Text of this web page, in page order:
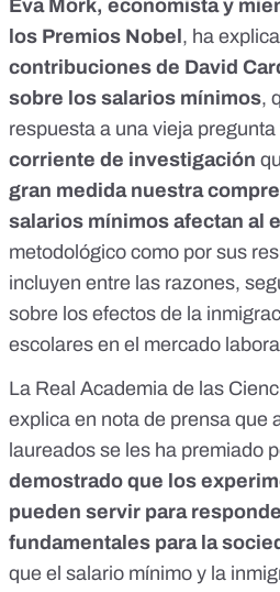
Eva Mörk, economista y
los Premios Nobel , ha
contribuciones de David
sobre los salarios mínimos,
respuesta a una vieja pregunta
corriente de investigación
gran medida nuestra
salarios mínimos afectan al
metodológico como por sus
incluyen entre las razones,
sobre los efectos de la
escolares en el mercado
La Real Academia de las
explica en nota de prensa que
laureados se les ha premiado
demostrado que los
pueden servir para
fundamentales para la
que el salario mínimo y la